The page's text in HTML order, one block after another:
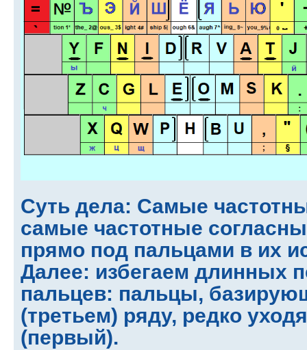
Суть дела: Самые
самые частотные
прямо под пальцами в их
Далее: избегаем длинных
пальцев: пальцы,
(третьем) ряду, редко
(первый).